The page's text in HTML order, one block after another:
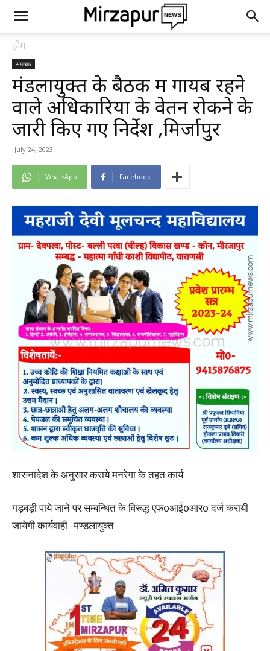
होम
समाचार
मंडलायुक्त के बैठक में गायब रहने
वाले अधिकारियों के वेतन रोकने के
जारी किए गए निर्देश ,मिर्जापुर
July 24, 2023
WhatsApp Facebook
शासनादेश के अनुसार कराये मनरेगा के तहत कार्य
गड़बड़ी पाये जाने पर सम्बन्धित के विरूद्ध एफ0आई0आर0 दर्ज करायी
जायेगी कार्यवाही -मण्डलायुक्त